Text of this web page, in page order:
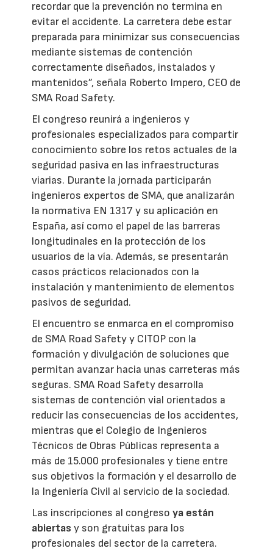
recordar que la prevención no termina en
evitar el accidente. La carretera debe estar
preparada para minimizar sus consecuencias
mediante sistemas de contención
correctamente diseñados, instalados y
mantenidos”, señala Roberto Impero, CEO de
SMA Road Safety.
El congreso reunirá a ingenieros y
profesionales especializados para compartir
conocimiento sobre los retos actuales de la
seguridad pasiva en las infraestructuras
viarias. Durante la jornada participarán
ingenieros expertos de SMA, que analizarán
la normativa EN 1317 y su aplicación en
España, así como el papel de las barreras
longitudinales en la protección de los
usuarios de la vía. Además, se presentarán
casos prácticos relacionados con la
instalación y mantenimiento de elementos
pasivos de seguridad.
El encuentro se enmarca en el compromiso
de SMA Road Safety y CITOP con la
formación y divulgación de soluciones que
permitan avanzar hacia unas carreteras más
seguras. SMA Road Safety desarrolla
sistemas de contención vial orientados a
reducir las consecuencias de los accidentes,
mientras que el Colegio de Ingenieros
Técnicos de Obras Públicas representa a
más de 15.000 profesionales y tiene entre
sus objetivos la formación y el desarrollo de
la Ingeniería Civil al servicio de la sociedad.
Las inscripciones al congresoya están
abiertas y son gratuitas para los
profesionales del sector de la carretera.